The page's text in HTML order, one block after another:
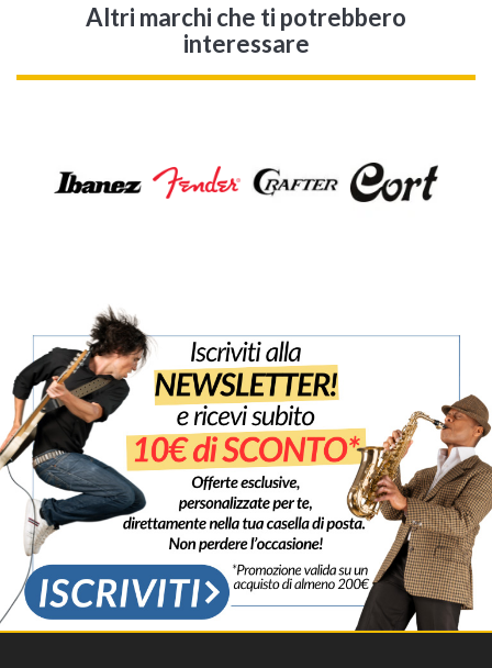
Altri marchi che ti potrebbero
interessare